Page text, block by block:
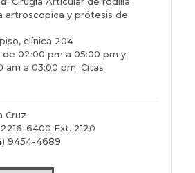
artroscopica y prótesis de
clínica 204
de 02:00 pm a 05:00 pm y
am a 03:00 pm. Citas
Cruz
6400 Ext. 2120
9454-4689